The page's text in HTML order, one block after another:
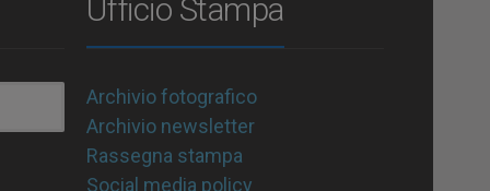
Ufficio Stampa
Archivio fotografico
Archivio newsletter
Rassegna stampa
Social media policy